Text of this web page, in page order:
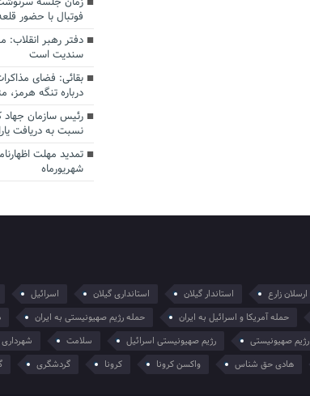
فوتبال با حضور
دفتر رهبر
سندیت است
بقائی: فضای
درباره تنگه
رئیس سازمان جهاد
نسبت به دریافت
شهریورماه
ارسلان زارع استاندار گیلان استانداری گیلان اسرائیل
حمله آمریکا و اسرائیل به ایران حمله رژیم صهیونیستی به ایران
رژیم صهیونیستی رژیم صهیونیستی اسرائیل سلامت
هادی حق شناس واکسن کرونا کرونا گردشگری